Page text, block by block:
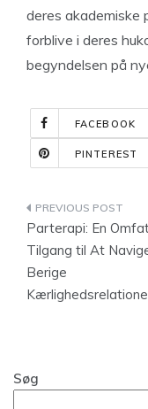
deres akademiske
forblive i deres
begyndelsen på
FACEBOOK
PINTEREST
Parterapi: En
Tilgang til At
Berige
Søg